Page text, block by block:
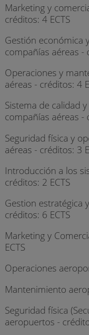
Marketing y
créditos: 4 ECTS
Gestión económica
compañías aéreas -
Operaciones y
aéreas - créditos: 4
Sistema de calidad
compañías aéreas -
Seguridad física y
aéreas - créditos: 3
Introducción a los
créditos: 2 ECTS
Gestion estratégica
créditos: 6 ECTS
Marketing y
ECTS
Operaciones
Mantenimiento
Seguridad física
aeropuertos -